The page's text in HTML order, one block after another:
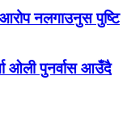
नलगाउनुस पुष्टि
ओली पुनर्वास आउँदै